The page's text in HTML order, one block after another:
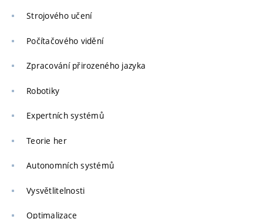
Strojového učení
Počítačového vidění
Zpracování přirozeného jazyka
Robotiky
Expertních systémů
Teorie her
Autonomních systémů
Vysvětlitelnosti
Optimalizace